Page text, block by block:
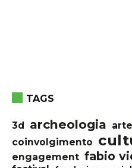
TAGS
3d archeologia arte
coinvolgimento
engagement fabio